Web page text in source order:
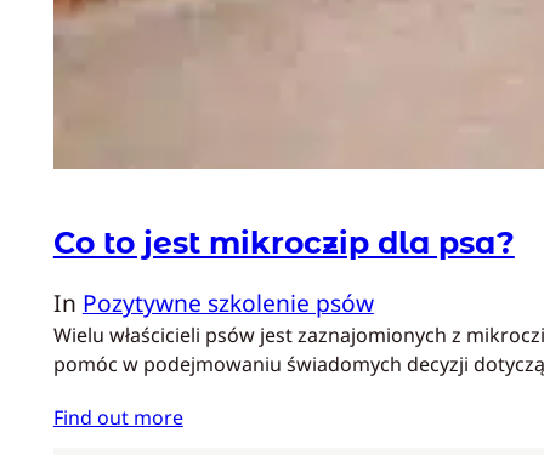
Co to jest mikroczip dla psa?
In Pozytywne szkolenie psów
Wielu właścicieli psów jest zaznajomionych z
pomóc w podejmowaniu świadomych decyzji
Find out more